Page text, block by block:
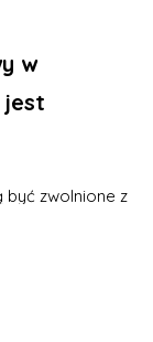
w
jest
zwolnione z